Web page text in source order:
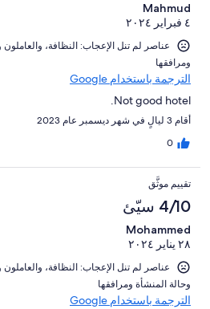
Mahmud
٤ فبراير ٢٠٢٤
ومرافقها⁩
الترجمة باستخدام Google
Not good hotel.
أقام 3 ليالٍ في شهر ديسمبر عام 2023
0
تقييم موثَّق
4/10 سيّئ
Mohammed
٢٨ يناير ٢٠٢٤
و⁦حالة المنشأة ومرافقها⁩
الترجمة باستخدام Google